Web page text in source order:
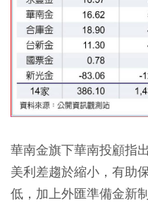
華南金旗下華南投顧指
美利差趨於縮小，有助
低，加上外匯準備金新